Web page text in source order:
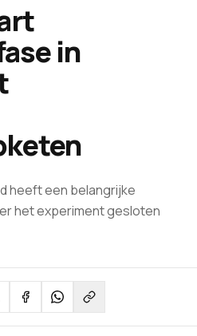
in
heeft een belangrijke
het experiment gesloten